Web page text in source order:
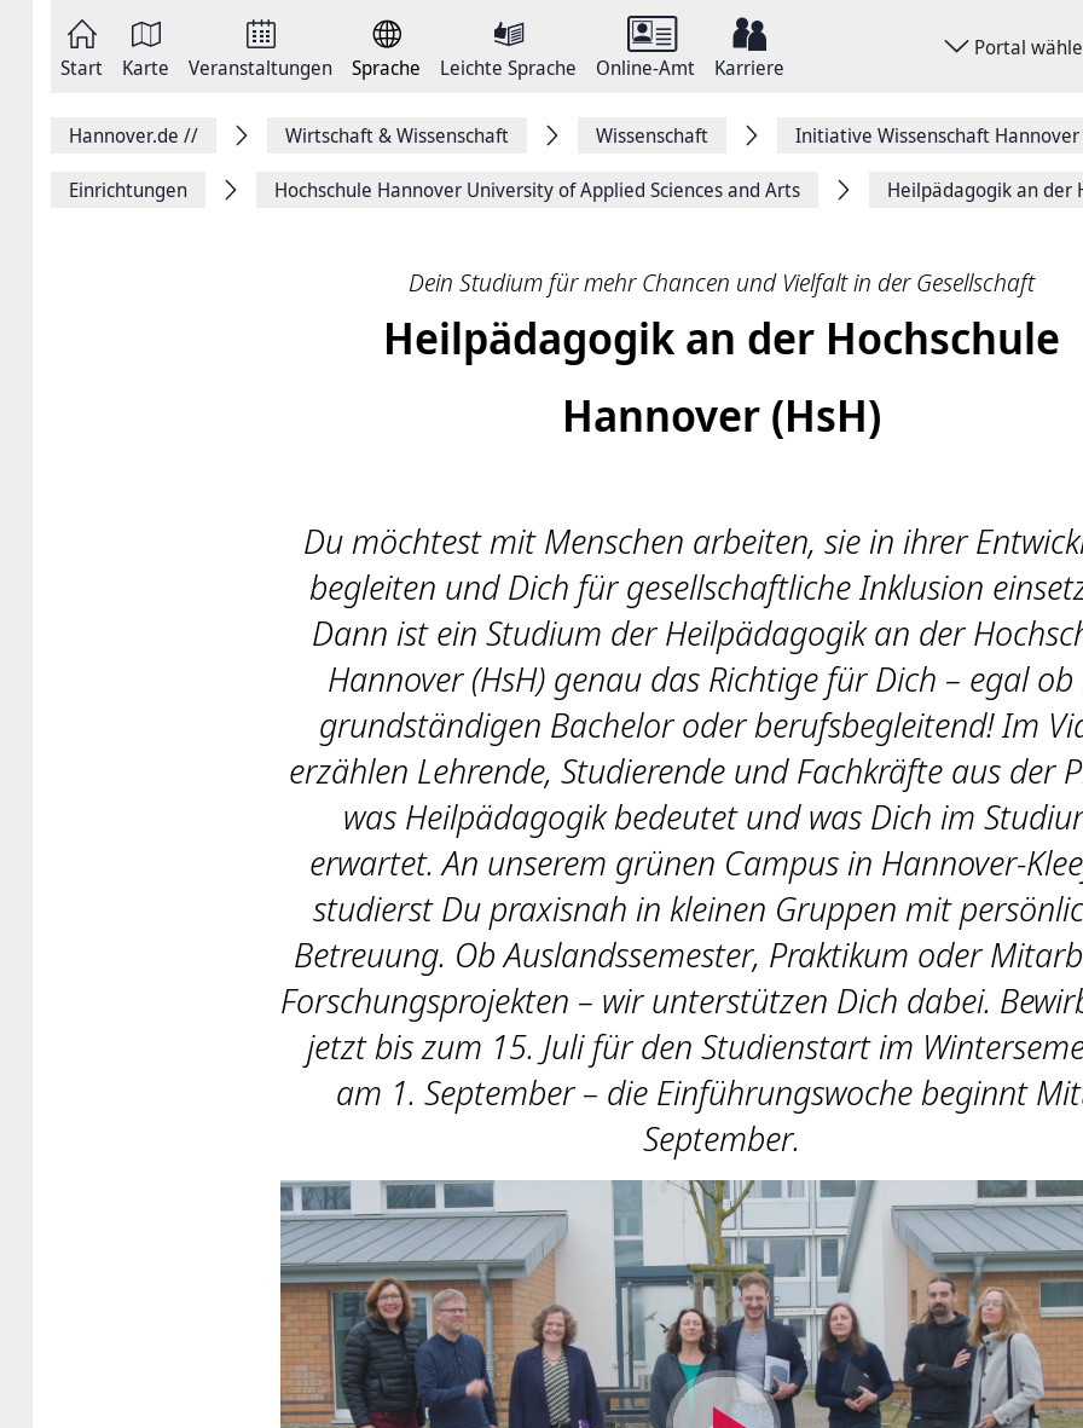
springen
Start Karte Veranstaltungen Sprache Leichte Sprache Online-Amt Karriere
Portal
FacebookHannover.de // Wirtschaft & Wissenschaft Wissenschaft Initiative Wissenschaft Hannover
Einrichtungen Hochschule ­Hannover University of Applied Sciences and Arts Heilpädagogik an der
Dein Studium für mehr Chancen und Vielfalt in der Gesellschaft
Heilpädagogik an der Hochschule
Hannover (HsH)
Du möchtest mit Menschen arbeiten, sie in ihrer
begleiten und Dich für gesellschaftliche Inklusion
Dann ist ein Studium der Heilpädagogik an der
Hannover (HsH) genau das Richtige für Dich – egal
grundständigen Bachelor oder berufsbegleitend! Im
erzählen Lehrende, Studierende und Fachkräfte aus der
was Heilpädagogik bedeutet und was Dich im
erwartet. An unserem grünen Campus in Hannover-
studierst Du praxisnah in kleinen Gruppen mit
Betreuung. Ob Auslandssemester, Praktikum oder
Forschungsprojekten – wir unterstützen Dich dabei.
jetzt bis zum 15. Juli für den Studienstart im
am 1. September – die Einführungswoche beginnt
September.